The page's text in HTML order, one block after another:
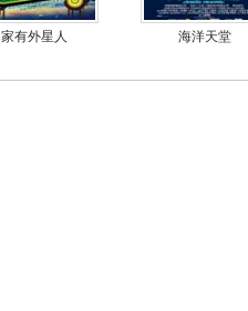
家有外星人 海洋天堂